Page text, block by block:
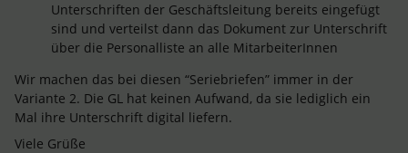
Unterschriften der Geschäftsleitung bereits eingefügt
sind und verteilst dann das Dokument zur Unterschrift
über die Personalliste an alle MitarbeiterInnen
Wir machen das bei diesen “Seriebriefen” immer in der
Variante 2. Die GL hat keinen Aufwand, da sie lediglich ein
Mal ihre Unterschrift digital liefern.
Viele Grüße